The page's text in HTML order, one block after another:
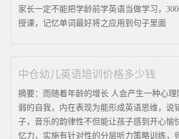
家长一定不能把学龄前学英语当做学习，
授课，记忆单词最好将之应用到句子里面
中仓幼儿英语培训价格多少钱
摘要：而随着年龄的增长 人会产生一种心
弱的自我，内在表现为能形成英语思维，说
子，音乐的韵律性不但能让孩子感到开心愉
忆力，实施有针对性的分层听力策略训练，